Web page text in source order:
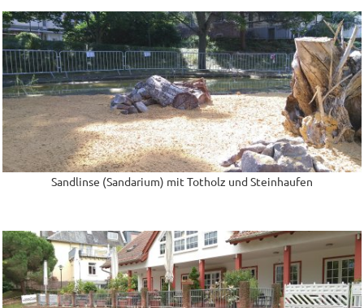
Sandlinse (Sandarium) mit Totholz und Steinhaufen